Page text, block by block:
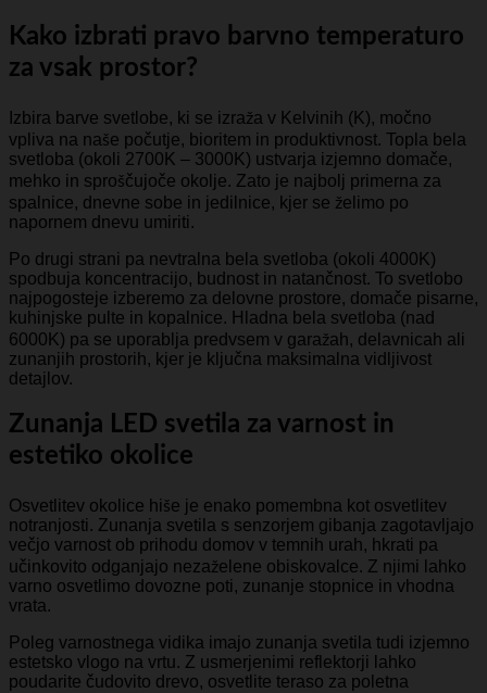
Kako izbrati pravo barvno temperaturo
za vsak prostor?
Izbira barve svetlobe, ki se izraža v Kelvinih (K), močno
vpliva na naše počutje, bioritem in produktivnost. Topla bela
svetloba (okoli 2700K – 3000K) ustvarja izjemno domače,
mehko in sproščujoče okolje. Zato je najbolj primerna za
spalnice, dnevne sobe in jedilnice, kjer se želimo po
napornem dnevu umiriti.
Po drugi strani pa nevtralna bela svetloba (okoli 4000K)
spodbuja koncentracijo, budnost in natančnost. To svetlobo
najpogosteje izberemo za delovne prostore, domače pisarne,
kuhinjske pulte in kopalnice. Hladna bela svetloba (nad
6000K) pa se uporablja predvsem v garažah, delavnicah ali
zunanjih prostorih, kjer je ključna maksimalna vidljivost
detajlov.
Zunanja LED svetila za varnost in
estetiko okolice
Osvetlitev okolice hiše je enako pomembna kot osvetlitev
notranjosti. Zunanja svetila s senzorjem gibanja zagotavljajo
večjo varnost ob prihodu domov v temnih urah, hkrati pa
učinkovito odganjajo nezaželene obiskovalce. Z njimi lahko
varno osvetlimo dovozne poti, zunanje stopnice in vhodna
vrata.
Poleg varnostnega vidika imajo zunanja svetila tudi izjemno
estetsko vlogo na vrtu. Z usmerjenimi reflektorji lahko
poudarite čudovito drevo, osvetlite teraso za poletna